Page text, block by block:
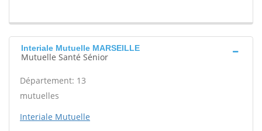
Interiale Mutuelle MARSEILLE
Mutuelle Santé Sénior
Département: 13
mutuelles
Interiale Mutuelle